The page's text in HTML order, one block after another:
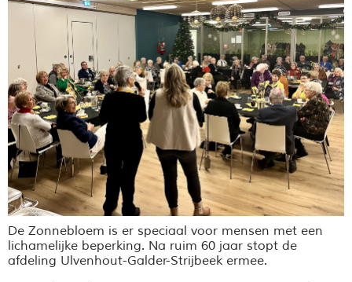
De Zonnebloem is er speciaal voor mensen met een
lichamelijke beperking. Na ruim 60 jaar stopt de
afdeling Ulvenhout-Galder-Strijbeek ermee.